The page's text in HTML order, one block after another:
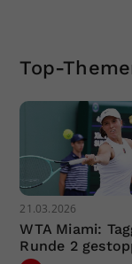
Top-
21.03.2026
WTA Miami:
Runde 2